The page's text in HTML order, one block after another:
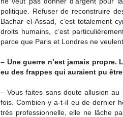
politique. Refuser de reconstruire
Bachar el-Assad, c’est totalement
droits humains, c’est
parce que Paris et Londres ne
– Une guerre n’est jamais propre.
eu des frappes qui auraient pu
– Vous faites sans doute allusion au
fois. Combien y a-t-il eu de dernier
très professionnelle, elle ne lâche